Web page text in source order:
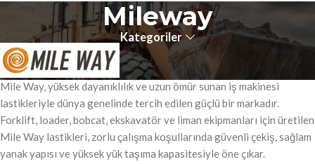
Mileway
Kategoriler
Mile Way, yüksek dayanıklılık ve uzun ömür sunan iş makinesi
lastikleriyle dünya genelinde tercih edilen güçlü bir markadır.
Forklift, loader, bobcat, ekskavatör ve liman ekipmanları için üretilen
Mile Way lastikleri, zorlu çalışma koşullarında güvenli çekiş, sağlam
yanak yapısı ve yüksek yük taşıma kapasitesiyle öne çıkar.